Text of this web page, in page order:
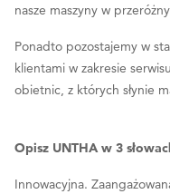
nasze maszyny w
Ponadto pozostajemy w
klientami w zakresie
obietnic, z których słynie
Opisz UNTHA w 3
Innowacyjna.